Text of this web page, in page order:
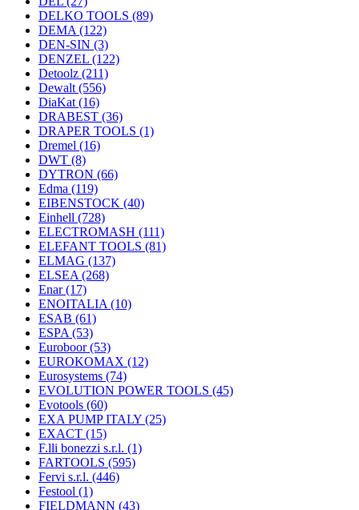
DELKO TOOLS (89)
DEMA (122)
DEN-SIN (3)
DENZEL (122)
Detoolz (211)
Dewalt (556)
DiaKat (16)
DRABEST (36)
DRAPER TOOLS (1)
Dremel (16)
DWT (8)
DYTRON (66)
Edma (119)
EIBENSTOCK (40)
Einhell (728)
ELECTROMASH (111)
ELEFANT TOOLS (81)
ELMAG (137)
ELSEA (268)
Enar(17)
ENOITALIA (10)
ESAB (61)
ESPA (53)
Euroboor(53)
EUROKOMAX (12)
Eurosystems (74)
EVOLUTION POWER TOOLS (45)
Evotools (60)
EXA PUMP ITALY (25)
EXACT (15)
F.lli bonezzi s.r.l. (1)
FARTOOLS (595)
Fervi s.r.l. (446)
Festool (1)
FIELDMANN (43)